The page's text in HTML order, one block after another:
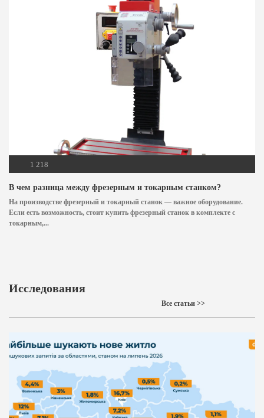
1 218
В чем разница между фрезерным и токарным станком?
На производстве фрезерный и токарный станок — важное оборудование.
Если есть возможность, стоит купить фрезерный станок в комплекте с
токарным,...
Исследования
Все статьи >>